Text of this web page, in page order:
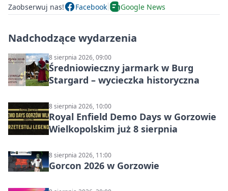
Zaobserwuj nas! Facebook Google News
Nadchodzące wydarzenia
8 sierpnia 2026, 09:00
Średniowieczny jarmark w Burg
Stargard – wycieczka historyczna
8 sierpnia 2026, 10:00
Royal Enfield Demo Days w Gorzowie
Wielkopolskim już 8 sierpnia
8 sierpnia 2026, 11:00
Gorcon 2026 w Gorzowie